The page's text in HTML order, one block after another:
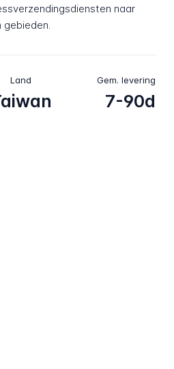
naar
gebieden.
Land Gem. levering
7-90d